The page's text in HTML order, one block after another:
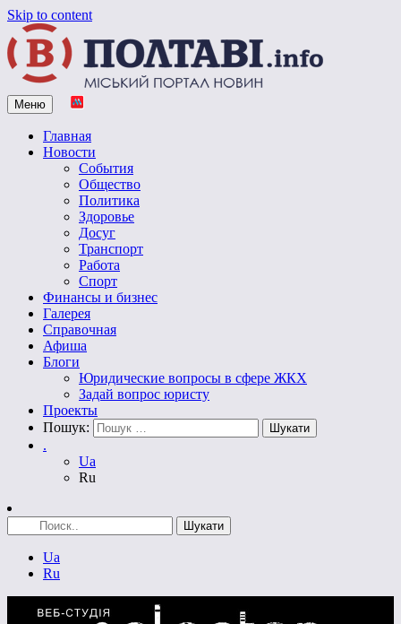
Skip to content
Vpoltave.info
Полтавский портал новостей
Меню
Главная
Новости
События
Общество
Политика
Здоровье
Досуг
Транспорт
Работа
Спорт
Финансы и бизнес
Галерея
Справочная
Афиша
Блоги
Юридические вопросы в сфере ЖКХ
Задай вопрос юристу
Проекты
Пошук:
.
Ua
Ru
Ua
Ru